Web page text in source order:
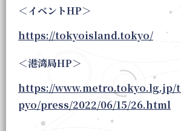
＜イベントHP＞
https://tokyoisland.tokyo/
＜港湾局HP＞
https://
pyo/press/2022/06/15/26.html